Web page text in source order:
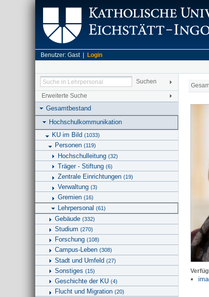
Benutzer: Gast | Login
Erweiterte Suche
Gesamtbestand
Hochschulkommunikation
KU im Bild (1033)
Personen (119)
Hochschulleitung (32)
Träger - Stiftung (6)
Zentrale Einrichtungen (19)
Verwaltung (3)
Gremien (16)
Lehrpersonal (61)
Gebäude (332)
Studium (270)
Forschung (108)
Campus-Leben (308)
Stadt und Umfeld (27)
Sonstiges (15)
Geschichte der KU (4)
Flucht und Migration (20)